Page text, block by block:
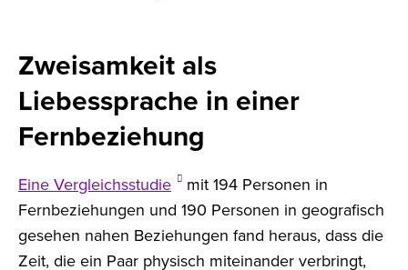
Zweisamkeit als
Liebessprache in einer
Fernbeziehung
Eine Vergleichsstudie
mit 194 Personen in
Fernbeziehungen und 190 Personen in geografisch
gesehen nahen Beziehungen fand heraus, dass die
Zeit, die ein Paar physisch miteinander verbringt,